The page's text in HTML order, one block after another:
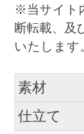
素材
仕立て